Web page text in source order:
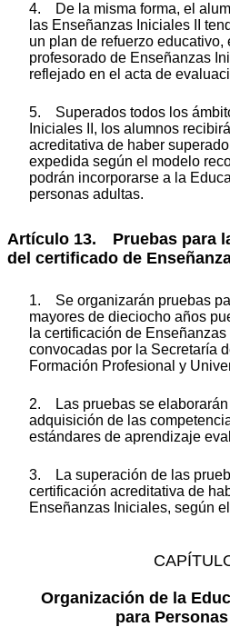
4. De la misma forma, el
las Enseñanzas Iniciales II
un plan de refuerzo educativo,
profesorado de Enseñanzas
reflejado en el acta de
5. Superados todos los
Iniciales II, los alumnos
acreditativa de haber
expedida según el modelo
podrán incorporarse a la
personas adultas.
Artículo 13. Pruebas para
del certificado de
1. Se organizarán pruebas
mayores de dieciocho años
la certificación de
convocadas por la Secretaría
Formación Profesional y
2. Las pruebas se elaborarán
adquisición de las
estándares de aprendizaje
3. La superación de las
certificación acreditativa de
Enseñanzas Iniciales, según
Organización de la
para